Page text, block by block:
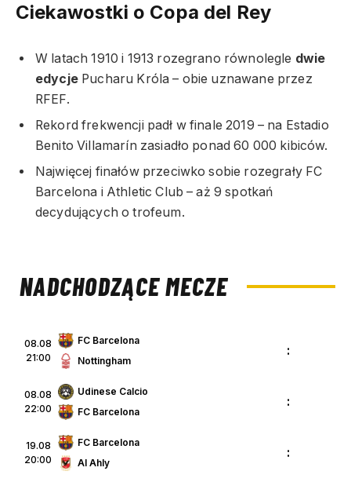
Ciekawostki o Copa del Rey
W latach 1910 i 1913 rozegrano równolegle dwie
edycjePucharu Króla – obie uznawane przez
RFEF.
Rekord frekwencji padł w finale 2019 – na Estadio
Benito Villamarín zasiadło ponad 60 000 kibiców.
Najwięcej finałów przeciwko sobie rozegrały FC
Barcelona i Athletic Club – aż 9 spotkań
decydujących o trofeum.
NADCHODZĄCE MECZE
08.08
21:00
FC Barcelona
Nottingham
:
08.08
22:00
Udinese Calcio
FC Barcelona
:
19.08
20:00
FC Barcelona
Al Ahly
: